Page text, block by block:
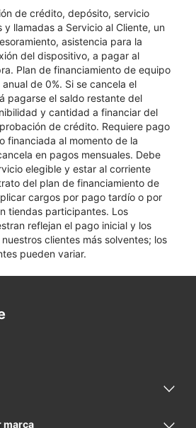
de crédito, depósito, servicio
llamadas a Servicio al Cliente, un
asistencia para la
del dispositivo, a pagar al
Plan de financiamiento de equipo
de 0%. Si se cancela el
pagarse el saldo restante del
y cantidad a financiar del
de crédito. Requiere pago
financiada al momento de la
en pagos mensuales. Debe
elegible y estar al corriente
del plan de financiamiento de
cargos por pago tardío o por
tiendas participantes. Los
reflejan el pago inicial y los
clientes más solventes; los
pueden variar.